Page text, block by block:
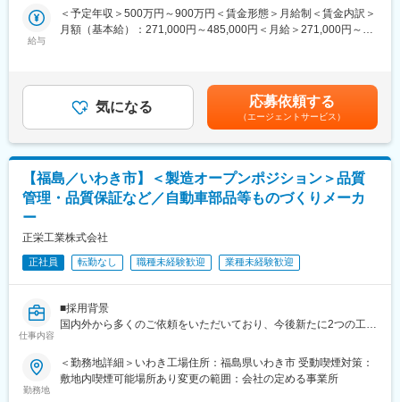
場長をサポートしながら現場を取りまとめてゆく重要なポジショ
ンとなります。
他社で代替できない素材を多数手がけ、市場の根幹を担う製品を
提供しています。
・代表的な素材であるタンタルを使ったコンデンサーは、生成AI
の普及や
現代のスマートフォンの小型化に不可欠で、タンタルがなければ
約50年前の技術水準に戻るほど重要です。
変更の範囲：会社の定める業務
ザーが共通のサービスレベル契約(SLA)で定義された日本担当ITか
ら合意されたサービスを受けられるようにすることです。
ITインフラ、VMWare、Microsoft Windows Servers、Active
Directory、バックアップシステム、LAN/WAN、MES
・具体的な担当フェーズ：ITインフラ設計・実装、運用管理、ユ
ープITとの調整、ユーザーサポート
・入社後すぐにお任せする仕事：郡山工場における製造設備及び
ITインフラの運用と管理メンテナンス
2019年に、フォルシアグループ（現フォルヴィア）が、車載分野
トロニクス、HMI、ディスプレイを中心とした先進のテクノロジ
ーを、世界様々な自動車メーカーへ提供しています。
■フォルヴィアグループについて：
世界第7位の自動車技術サプライヤーであるフォルヴィアは、
給与
＜予定年収＞500万円～900万円＜賃金形態＞月給制＜賃金内訳＞
月額（基本給）：271,000円～485,000円＜月給＞271,000円～
す。月給(月額)は固定手当を含めた表記です。
気になる 応募依頼する
（エージェントサービス）
【福島／いわき市】＜製造オープンポジション＞品質
管理・品質保証など／自動車部品等ものづくりメーカ
ー
正栄工業株式会社
正社員 転勤なし 職種未経験歓迎 業種未経験歓迎
仕事内容
■採用背景
国内外から多くのご依頼をいただいており、今後新たに2つの工場
バーとなる方を募集します。
「現場経験を活かして、もっと専門性を高めたい方」
勤務地
＜勤務地詳細＞いわき工場住所：福島県いわき市 受動喫煙対策：
敷地内喫煙可能場所あり変更の範囲：会社の定める事業所